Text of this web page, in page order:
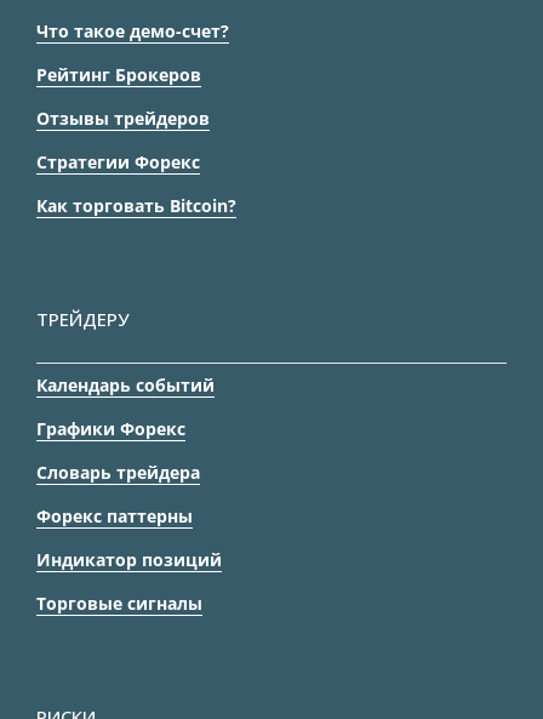
Что такое демо-счет?
Рейтинг Брокеров
Отзывы трейдеров
Стратегии Форекс
Как торговать Bitcoin?
ТРЕЙДЕРУ
Календарь событий
Графики Форекс
Словарь трейдера
Форекс паттерны
Индикатор позиций
Торговые сигналы